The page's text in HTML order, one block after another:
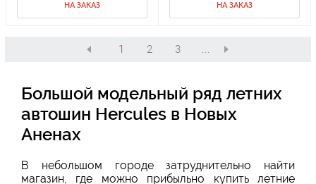
НА ЗАКАЗ НА ЗАКАЗ
1 2 3 ...
Большой модельный ряд летних
автошин Hercules в Новых
Аненах
В небольшом городе затруднительно найти
магазин, где можно прибыльно купить летние